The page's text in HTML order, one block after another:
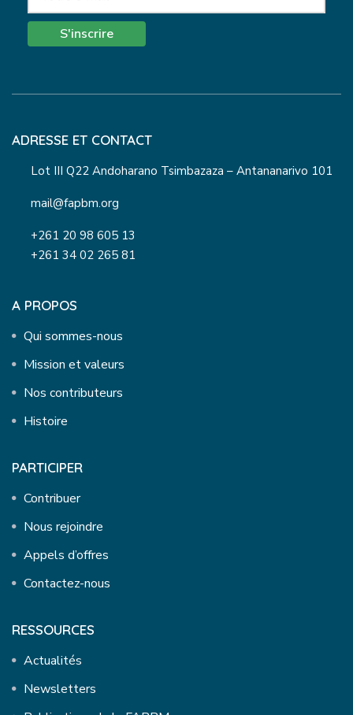
S'inscrire
ADRESSE ET CONTACT
Lot III Q22 Andoharano Tsimbazaza – Antananarivo 101
mail@fapbm.org
+261 20 98 605 13
+261 34 02 265 81
A PROPOS
Qui sommes-nous
Mission et valeurs
Nos contributeurs
Histoire
PARTICIPER
Contribuer
Nous rejoindre
Appels d’offres
Contactez-nous
RESSOURCES
Actualités
Newsletters